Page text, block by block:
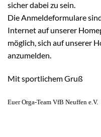
sicher dabei zu sein.
Die Anmeldeformulare
Internet auf unserer
möglich, sich auf unserer
anzumelden.
Mit sportlichem Gruß
Euer Orga-Team VfB Neuffen e.V.